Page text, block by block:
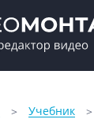
Учебник